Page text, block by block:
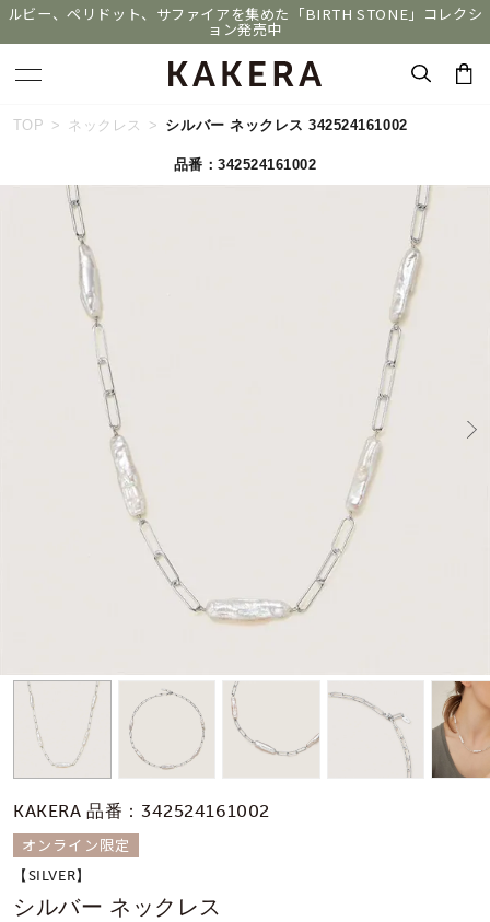
ルビー、ペリドット、サファイアを集めた「BIRTH STONE」コレクシ
ョン発売中
キーワードで検索する
人気検索キーワード
#summer
#くまのプーさん #ジュエリー
KAKERA
すべてのジュエリー
誕生石
モチーフ
石の色
ファッションテイス
ト
TOP ネックレス シルバー ネックレス 342524161002
品番：342524161002
KAKERA 品番：342524161002
オンライン限定
【SILVER】
シルバー ネックレス